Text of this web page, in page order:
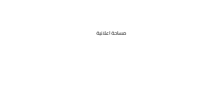
مساحة اعلانية